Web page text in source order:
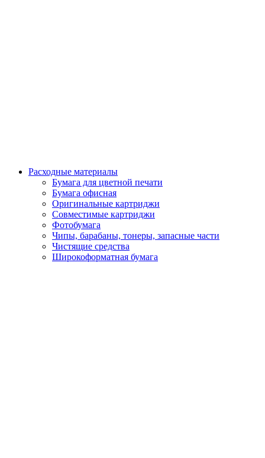
Расходные материалы
Бумага для цветной печати
Бумага офисная
Оригинальные картриджи
Совместимые картриджи
Фотобумага
Чипы, барабаны, тонеры, запасные части
Чистящие средства
Широкоформатная бумага